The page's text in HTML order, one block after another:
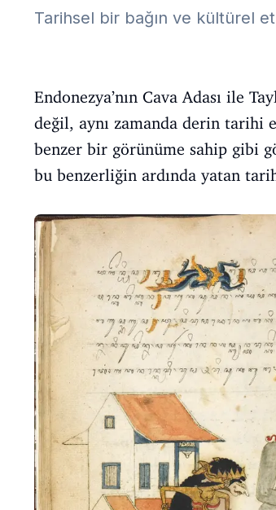
Tarihsel bir bağın ve kültürel
Endonezya’nın Cava Adası ile
değil, aynı zamanda derin tarihi
benzer bir görünüme sahip gibi
bu benzerliğin ardında yatan